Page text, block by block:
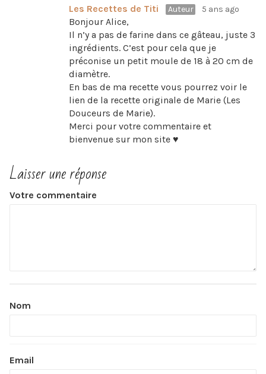
Les Recettes de Titi Auteur 5 ans ago
Bonjour Alice,
Il n’y a pas de farine dans ce gâteau, juste 3
ingrédients. C’est pour cela que je
préconise un petit moule de 18 à 20 cm de
diamètre.
En bas de ma recette vous pourrez voir le
lien de la recette originale de Marie (Les
Douceurs de Marie).
Merci pour votre commentaire et
bienvenue sur mon site ♥
Laisser une réponse
Votre commentaire
Nom
Email